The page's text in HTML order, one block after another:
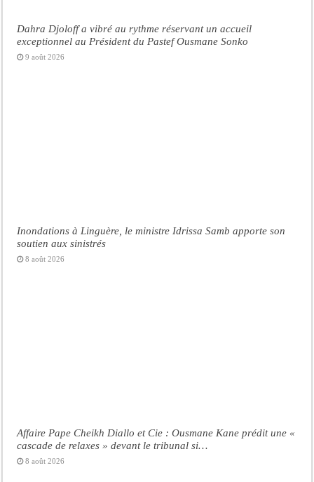
Dahra Djoloff a vibré au rythme réservant un accueil
exceptionnel au Président du Pastef Ousmane Sonko
9 août 2026
Inondations à Linguère, le ministre Idrissa Samb apporte son
soutien aux sinistrés
8 août 2026
Affaire Pape Cheikh Diallo et Cie : Ousmane Kane prédit une «
cascade de relaxes » devant le tribunal si…
8 août 2026